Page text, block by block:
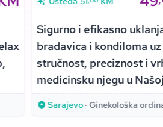
Sigurno i efikasno
bradavica i kondiloma uz
stručnost, preciznost i
medicinsku njegu u
Sarajevo· Ginekološka ordinacija